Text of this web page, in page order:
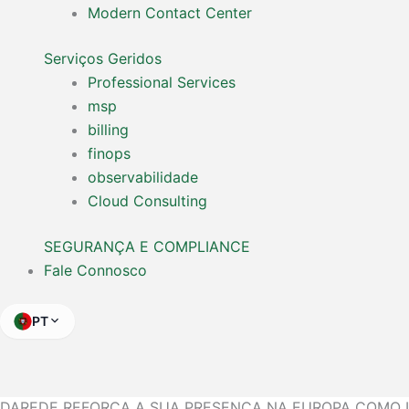
Modern Contact Center
Serviços Geridos
Professional Services
msp
billing
finops
observabilidade
Cloud Consulting
SEGURANÇA E COMPLIANCE
Fale Connosco
PT